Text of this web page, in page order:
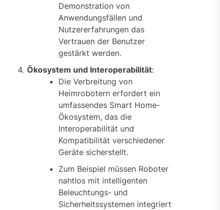
Demonstration von
Anwendungsfällen und
Nutzererfahrungen das
Vertrauen der Benutzer
gestärkt werden.
Ökosystem und Interoperabilität:
Die Verbreitung von
Heimrobotern erfordert ein
umfassendes Smart Home-
Ökosystem, das die
Interoperabilität und
Kompatibilität verschiedener
Geräte sicherstellt.
Zum Beispiel müssen Roboter
nahtlos mit intelligenten
Beleuchtungs- und
Sicherheitssystemen integriert